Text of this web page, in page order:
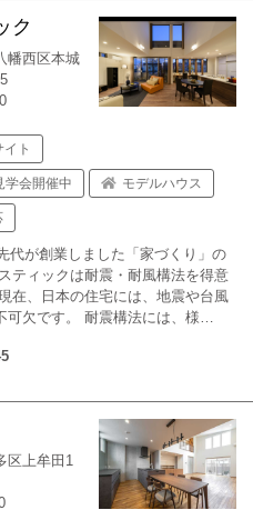
ク
幡西区本城
ト
学会開催中 モデルハウス
代が創業しました「家づくり」の
ティックは耐震・耐風構法を得意
在、日本の住宅には、地震や台風
可欠です。 耐震構法には、様…
区上牟田1